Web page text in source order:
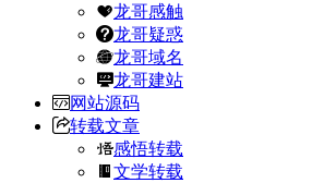
龙哥感触
龙哥疑惑
龙哥域名
龙哥建站
网站源码
转载文章
感悟转载
文学转载